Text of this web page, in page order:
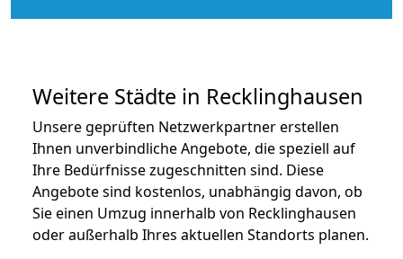
Weitere Städte in Recklinghausen
Unsere geprüften Netzwerkpartner erstellen
Ihnen unverbindliche Angebote, die speziell auf
Ihre Bedürfnisse zugeschnitten sind. Diese
Angebote sind kostenlos, unabhängig davon, ob
Sie einen Umzug innerhalb von Recklinghausen
oder außerhalb Ihres aktuellen Standorts planen.